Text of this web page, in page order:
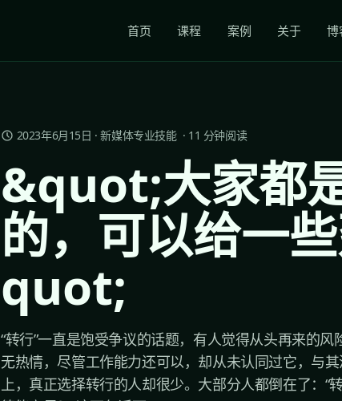
首页 课程 案例 关于 博
2023年6月15日 ·新媒体专业技能· 11 分钟阅读
&quot;大家都
的，可以给一
quot;
“转行”一直是饱受争议的话题，有人觉得从头再来的
无热情，尽管工作能力还可以，却从未认同过它，与
上，真正选择转行的人却很少。大部分人都倒在了：“